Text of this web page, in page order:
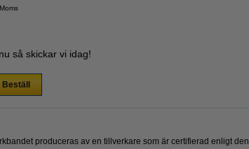
så skickar vi idag!
Beställ
produceras av en tillverkare som är certifierad enligt den